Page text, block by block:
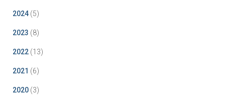
2024 (5)
2023 (8)
2022 (13)
2021 (6)
2020 (3)